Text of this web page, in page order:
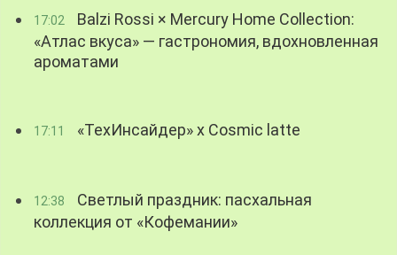
17:02
Balzi Rossi × Mercury Home Collection:
«Атлас вкуса» — гастрономия, вдохновленная
ароматами
17:11 «ТехИнсайдер» х Cosmic latte
12:38
Светлый праздник: пасхальная
коллекция от «Кофемании»